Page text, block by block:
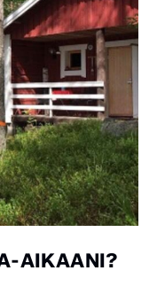
AIKAANI?